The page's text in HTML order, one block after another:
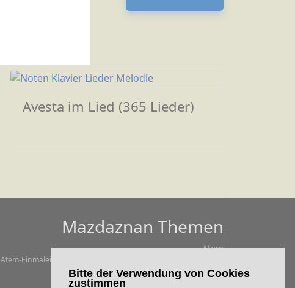
Bitte der Verwendung von Cookies
zustimmen
Avesta im Lied (365 Lieder)
Mazdaznan Themen
Atem
Atem-Einmaleins
Praxisvideos
Atmen und Beten in Praxis
Ernährung